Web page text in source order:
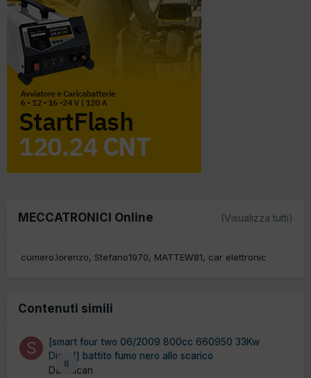
MECCATRONICI Online (Visualizza tutti)
cumero.lorenzo Stefano1970 MATTEW81 car elettronic
Contenuti simili
8
[smart four two 06/2009 800cc 660950 33Kw
Diesel] battito fumo nero allo scarico
Da scican